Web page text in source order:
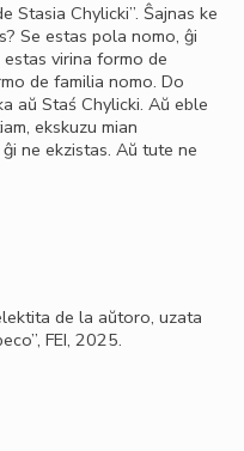
Stasia Chylicki”. Ŝajnas ke
Se estas pola nomo, ĝi
virina formo de
de familia nomo. Do
aŭ Staś Chylicki. Aŭ eble
ekskuzu mian
ne ekzistas. Aŭ tute ne
de la aŭtoro, uzata
FEI, 2025.